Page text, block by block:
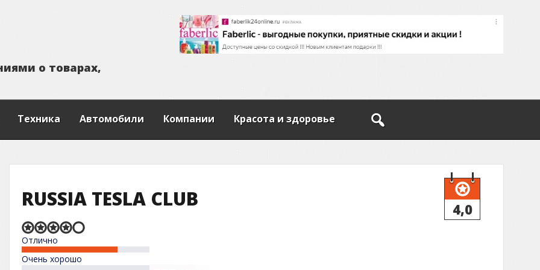
иями о товарах,
Техника Автомобили Компании Красота и здоровье
RUSSIA TESLA CLUB 4,0
Rated
4,0
out
of
Отлично
Очень хорошо